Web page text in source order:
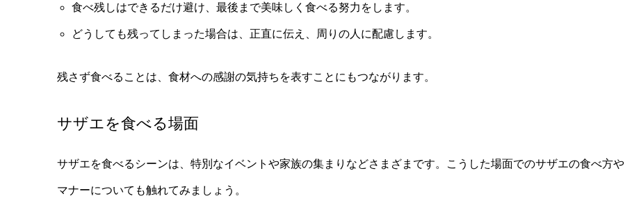
食べ残しはできるだけ避け、最後まで美味しく食べる努力をします。
どうしても残ってしまった場合は、正直に伝え、周りの人に配慮します。
残さず食べることは、食材への感謝の気持ちを表すことにもつながります。
サザエを食べる場面
サザエを食べるシーンは、特別なイベントや家族の集まりなどさまざまです。こうした場面でのサザエの食べ方や
マナーについても触れてみましょう。